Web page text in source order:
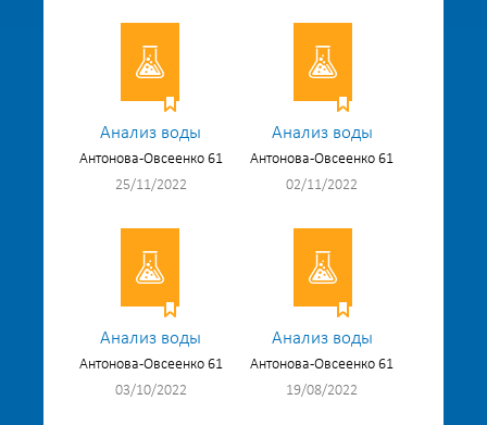
Анализ воды
Антонова-Овсеенко 61
25/11/2022
Анализ воды
Антонова-Овсеенко 61
02/11/2022
Анализ воды
Антонова-Овсеенко 61
03/10/2022
Анализ воды
Антонова-Овсеенко 61
19/08/2022